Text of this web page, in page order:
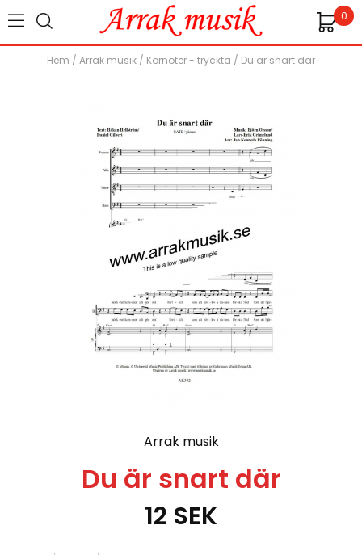
0
Hem / Arrak musik / Körnoter - tryckta / Du är snart där
Arrak musik
Du är snart där
12 SEK